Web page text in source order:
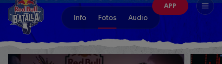
APP
Info Fotos Audio